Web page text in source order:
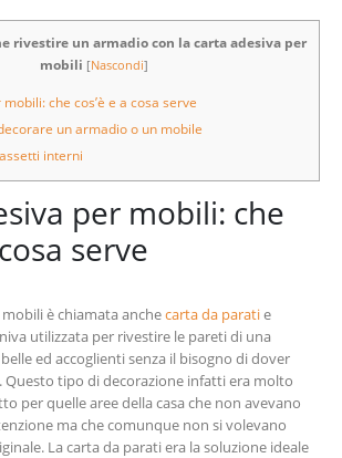
rivestire un armadio con la carta adesiva per
mobili [Nascondi]
che cos’è e a cosa serve
un armadio o un mobile
interni
per mobili: che
serve
è chiamata anchecarta da paratie
utilizzata per rivestire le pareti di una
ed accoglienti senza il bisogno di dover
Questo tipo di decorazione infatti era molto
per quelle aree della casa che non avevano
ma che comunque non si volevano
La carta da parati era la soluzione ideale